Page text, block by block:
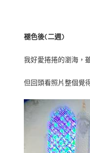
褪色後(二週)
我好愛捲捲的瀏海，
但回頭看照片整個覺